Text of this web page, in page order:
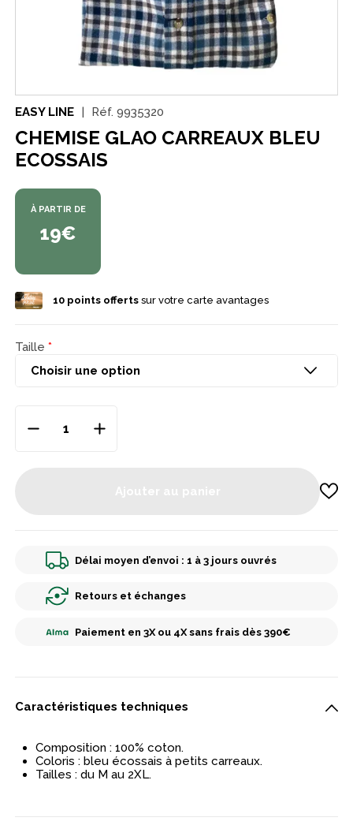
EASY LINE Réf. 9935320
CHEMISE GLAO CARREAUX BLEU
ECOSSAIS
À PARTIR DE
19€
10points offertssur votre carte avantages
Taille
Délai moyen d’envoi : 1 à 3 jours ouvrés
Retours et échanges
Paiement en 3X ou 4X sans frais dès 390€
Caractéristiques techniques
Composition : 100% coton.
Coloris : bleu écossais à petits carreaux.
Tailles : du M au 2XL.